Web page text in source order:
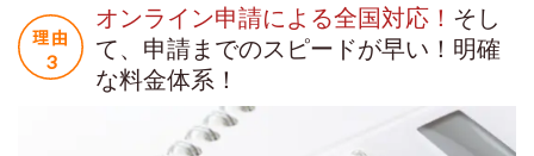
オンライン申請による全国対応！ そし
て、申請までのスピードが早い！明確
な料金体系！